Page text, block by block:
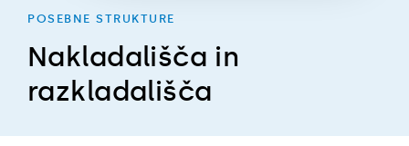
POSEBNE STRUKTURE
Nakladališča in
razkladališča